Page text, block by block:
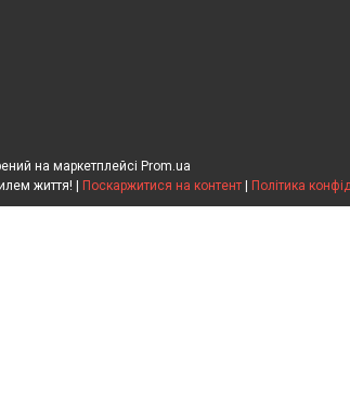
на маркетплейсі Prom.ua
Поскаржитися на контент Політика